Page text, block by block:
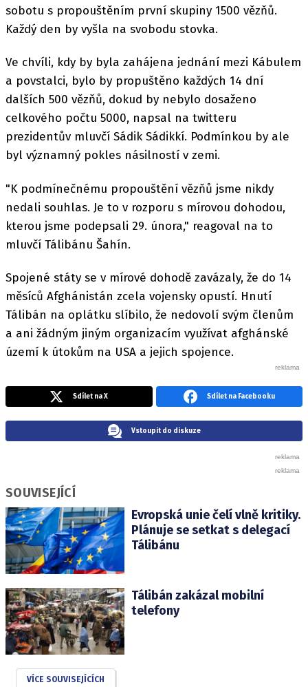
sobotu s propouštěním první skupiny 1500 vězňů.
Každý den by vyšla na svobodu stovka.
Ve chvíli, kdy by byla zahájena jednání mezi Kábulem
a povstalci, bylo by propuštěno každých 14 dní
dalších 500 vězňů, dokud by nebylo dosaženo
celkového počtu 5000, napsal na twitteru
prezidentův mluvčí Sádik Sádikkí. Podmínkou by ale
byl významný pokles násilností v zemi.
"K podmínečnému propouštění vězňů jsme nikdy
nedali souhlas. Je to v rozporu s mírovou dohodou,
kterou jsme podepsali 29. února," reagoval na to
mluvčí Tálibánu Šahín.
Spojené státy se v mírové dohodě zavázaly, že do 14
měsíců Afghánistán zcela vojensky opustí. Hnutí
Tálibán na oplátku slíbilo, že nedovolí svým členům
a ani žádným jiným organizacím využívat afghánské
území k útokům na USA a jejich spojence.
Sdílet na X Sdílet na Facebooku
Vstoupit do diskuze
SOUVISEJÍCÍ
Evropská unie čelí vlně kritiky.
Plánuje se setkat s delegací
Tálibánu
Tálibán zakázal mobilní
telefony
VÍCE SOUVISEJÍCÍCH